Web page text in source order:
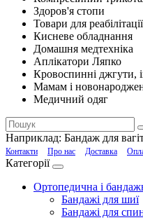
Здоров'я стопи
Товари для реабілітації
Кисневе обладнання
Домашня медтехніка
Аплікатори Ляпко
Кровоспинні джгути,
Мамам і
Медичний одяг
Наприклад: Бандаж для
Контакти Про нас Доставка
Категорії
Ортопедична і
Бандажі для шиї
Бандажі для